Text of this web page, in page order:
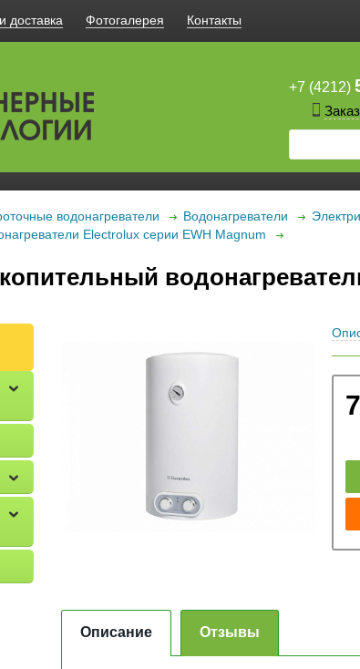
+7 (4212)
доставка Фотогалерея Контакты
водонагреватели Водонагреватели
Electrolux серии EWH Magnum
Описание Отзывы